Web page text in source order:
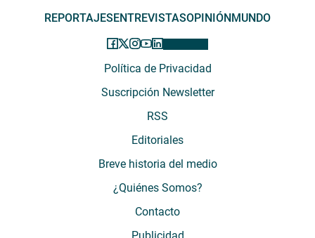
REPORTAJESENTREVISTASOPINIÓNMUNDO
Política de Privacidad
Suscripción Newsletter
RSS
Editoriales
Breve historia del medio
¿Quiénes Somos?
Contacto
Publicidad